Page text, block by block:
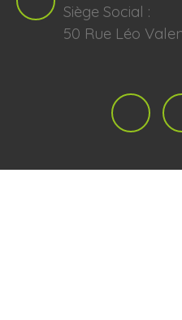
Siège Social :
50 Rue Léo